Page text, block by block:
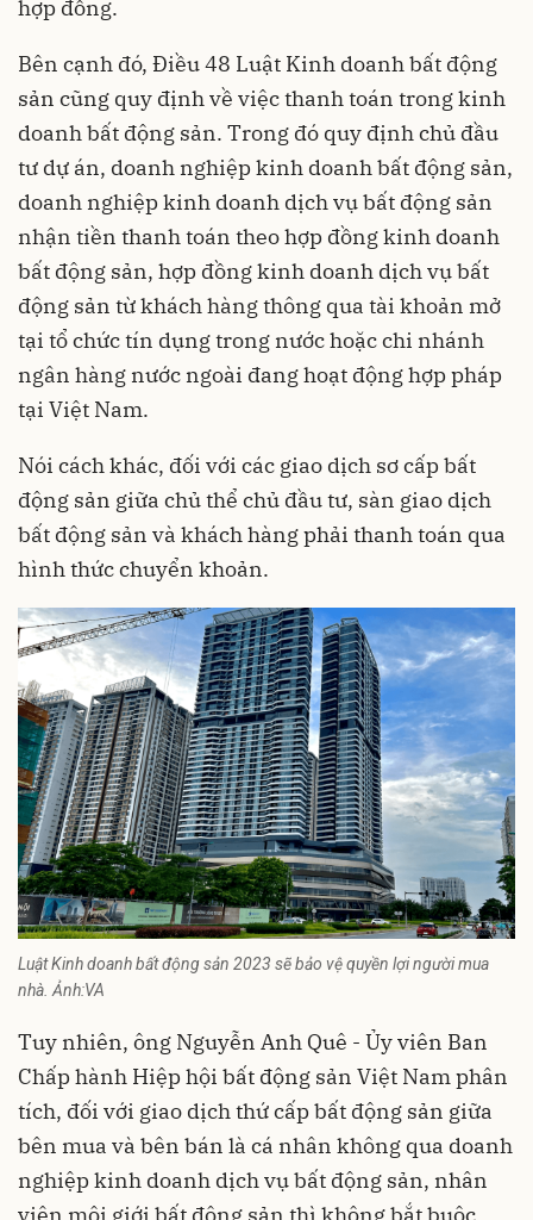
hợp đồng.
Bên cạnh đó, Điều 48 Luật Kinh doanh bất động
sản cũng quy định về việc thanh toán trong kinh
doanh bất động sản. Trong đó quy định chủ đầu
tư dự án, doanh nghiệp kinh doanh bất động sản,
doanh nghiệp kinh doanh dịch vụ bất động sản
nhận tiền thanh toán theo hợp đồng kinh doanh
bất động sản, hợp đồng kinh doanh dịch vụ bất
động sản từ khách hàng thông qua tài khoản mở
tại tổ chức tín dụng trong nước hoặc chi nhánh
ngân hàng nước ngoài đang hoạt động hợp pháp
tại Việt Nam.
Nói cách khác, đối với các giao dịch sơ cấpbất
động sản giữa chủ thể chủ đầu tư, sàn giao dịch
bất động sản và khách hàng phải thanh toán qua
hình thức chuyển khoản.
Luật Kinh doanh bất động sản 2023 sẽ bảo vệ quyền lợi người mua
nhà. Ảnh:VA
Tuy nhiên, ông Nguyễn Anh Quê - Ủy viên Ban
Chấp hành Hiệp hội bất động sản Việt Nam phân
tích, đối với giao dịch thứ cấp bất động sản giữa
bên mua và bên bán là cá nhân không qua doanh
nghiệp kinh doanh dịch vụ bất động sản, nhân